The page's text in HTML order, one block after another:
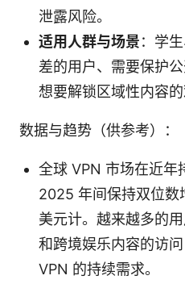
泄露风险。
适用人群与场景：学
差的用户、需要保护
想要解锁区域性内容的
数据与趋势（供参考）：
全球 VPN 市场在近年
2025 年间保持双位数
美元计。越来越多的
和跨境娱乐内容的访
VPN 的持续需求。